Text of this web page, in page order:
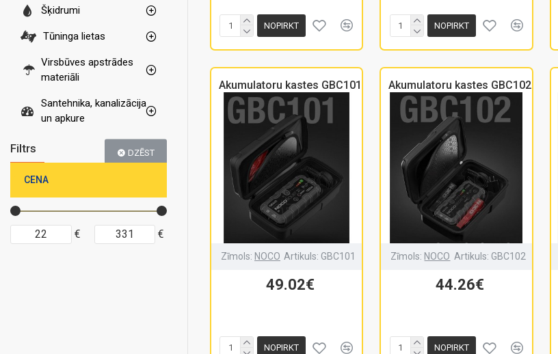
Šķidrumi
Tūninga lietas
Virsbūves apstrādes
materiāli
Santehnika, kanalizācija
un apkure
Filtrs DZĒST
CENA
€ €
NOPIRKT NOPIRKT
Akumulatoru kastes GBC101
Zīmols: NOCO Artikuls: GBC101
49.02€
NOPIRKT
Akumulatoru kastes GBC102
Zīmols: NOCO Artikuls: GBC102
44.26€
NOPIRKT